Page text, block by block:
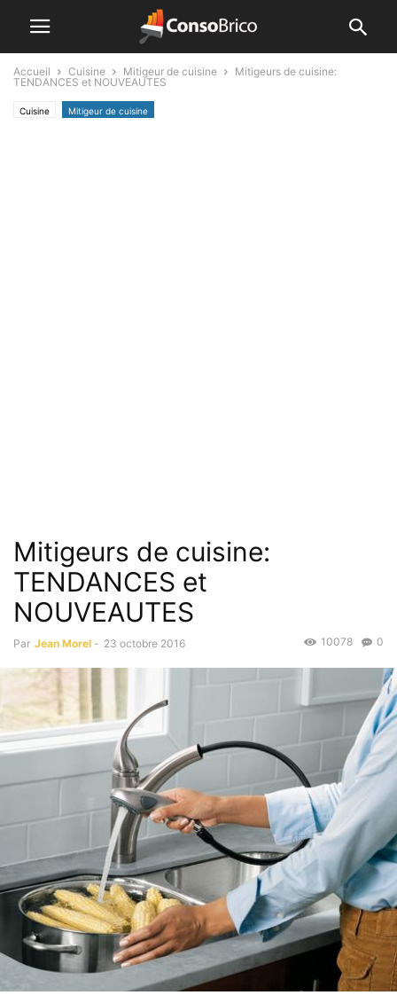
Accueil Cuisine Mitigeur de cuisine
Mitigeurs de cuisine:
TENDANCES et NOUVEAUTES
Cuisine Mitigeur de cuisine
Mitigeurs de cuisine:
TENDANCES et
NOUVEAUTES
Par Jean Morel - 23 octobre 2016 0
10078